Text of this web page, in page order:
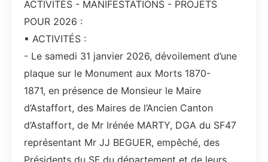
ACTIVITÉS - MANIFESTATIONS - PROJETS
POUR 2026 :
▪ ACTIVITÉS :
- Le samedi 31 janvier 2026, dévoilement d’une
plaque sur le Monument aux Morts 1870-
1871, en présence de Monsieur le Maire
d’Astaffort, des Maires de l’Ancien Canton
d’Astaffort, de Mr Irénée MARTY, DGA du SF47
représentant Mr JJ BEGUER, empêché, des